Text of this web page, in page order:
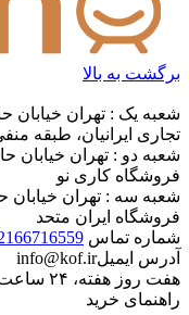
برگشت به بالا
شعبه یک : تهران خیابان
تجاری ایرانیان، طبقه منفی یک
فروشگاه کاری نو
فروشگاه ایران متحد
شماره تماس
آدرس ایمیلinfo@kof.ir
هفت روز هفته، ۲۴ ساعت شبانه‌روز پاسخگوی شما هستیم.
راهنمای خرید